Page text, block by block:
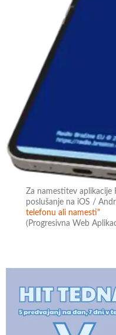
Za namestitev aplikacije
poslušanje na iOS /
telefonu ali namesti"
(Progresivna Web